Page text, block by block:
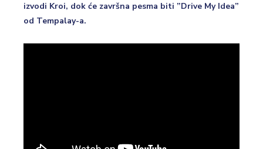
izvodi Kroi, dok će završna pesma biti ”Drive My Idea”
od Tempalay-a.